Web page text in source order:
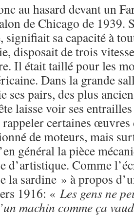
au hasard devant un
de Chicago de 1939.
signifiait sa capacité à
disposait de trois
Il était taillé pour les
Dans la grande
ses pairs, des plus
laisse voir ses
rappeler certaines
de moteurs, mais
général la pièce
d’artistique. Comme
la sardine » à propos
1916: « Les gens ne
machin comme ça